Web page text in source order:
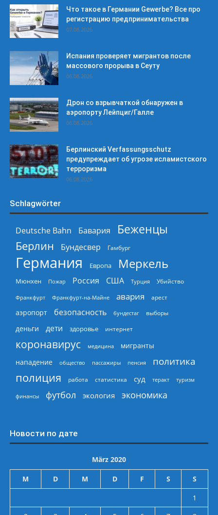
Что такое в Германии Gewerbe? Все про
регистрацию предпринимательства
07.08.2026
Испания проверяет мигрантов после
массового прорыва в Сеуту
06.08.2026
Дрон со взрывчаткой обнаружен в
аэропорту Лейпциг/Галле
06.08.2026
Берлинский Verfassungsschutz
предупреждает об угрозе исламистского
терроризма
06.08.2026
Schlagwörter
Deutsche Bahn Бавария
Беженцы
Берлин
Бундесвер Гамбург
Германия Европа Меркель
Мюнхен Пожар Россия США Турция Убийство
Франкфурт Франкфурт-на-Майне авария арест
аэропорт безопасность бундестаг выборы
деньги дети здоровье интернет
коронавирус медицина
мигранты
нападение
общество пассажиры пенсия политика
полиция работа статистика суд теракт туризм
финансы футбол экология экономика
Новости по дате
März 2020
M D M D F S S
1